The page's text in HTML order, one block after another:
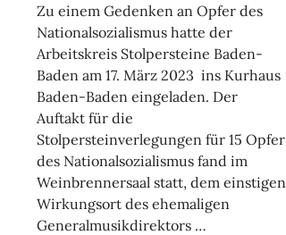
Zu einem Gedenken an Opfer des
Nationalsozialismus hatte der
Arbeitskreis Stolpersteine Baden-
Baden am 17. März 2023 ins Kurhaus
Baden-Baden eingeladen. Der
Auftakt für die
Stolpersteinverlegungen für 15 Opfer
des Nationalsozialismus fand im
Weinbrennersaal statt, dem einstigen
Wirkungsort des ehemaligen
Generalmusikdirektors …